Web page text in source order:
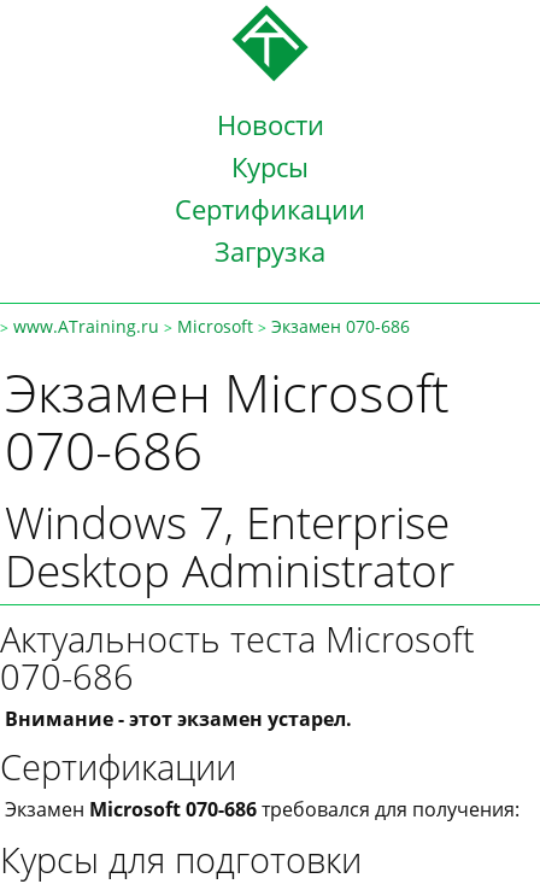
Новости
Курсы
Сертификации
Загрузка
> www.ATraining.ru > Microsoft > Экзамен 070-686
Экзамен Microsoft
070-686
Windows 7, Enterprise
Desktop Administrator
Актуальность теста Microsoft
070-686
Внимание - этот экзамен устарел.
Сертификации
Экзамен Microsoft 070-686требовался для получения:
Курсы для подготовки